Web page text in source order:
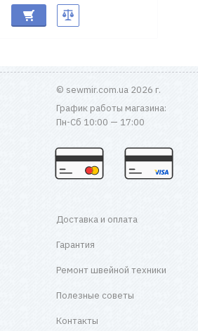
© sewmir.com.ua 2026 г.
График работы магазина:
Пн-Сб 10:00 — 17:00
Доставка и оплата
Гарантия
Ремонт швейной техники
Полезные советы
Контакты